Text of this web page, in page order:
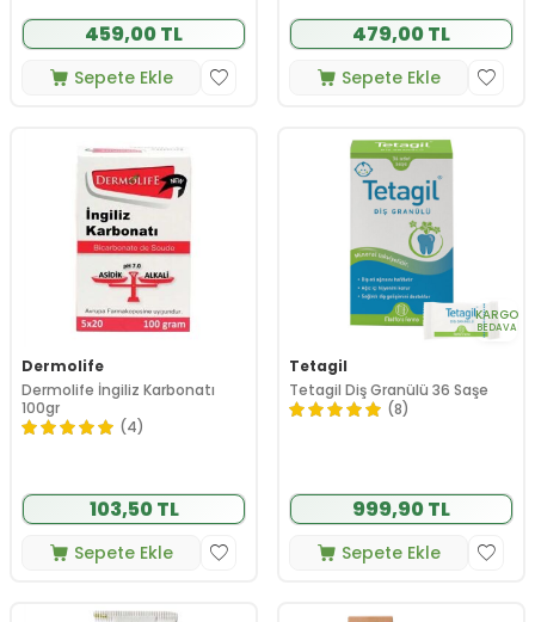
459,00 TL
Sepete Ekle
479,00 TL
Sepete Ekle
Dermolife
Dermolife İngiliz Karbonatı
100gr
(4)
103,50 TL
Sepete Ekle
KARGO
BEDAVA
Tetagil
Tetagil Diş Granülü 36 Saşe
(8)
999,90 TL
Sepete Ekle